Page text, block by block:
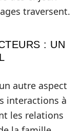
traversent.
: UN
autre aspect
interactions à
les relations